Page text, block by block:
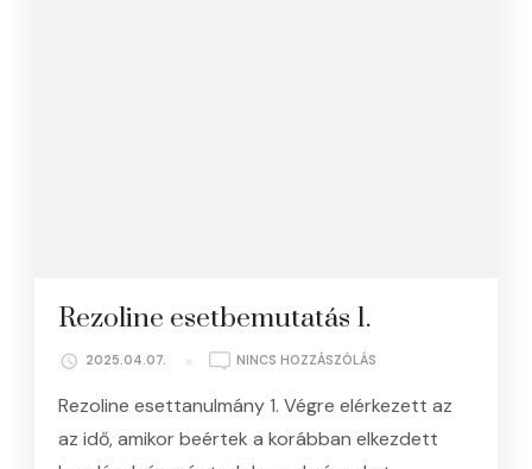
Rezoline esetbemutatás 1.
2025.04.07. NINCS HOZZÁSZÓLÁS
ESETBEMUTATÁS
BEJEGYZÉSHEZ
Rezoline esettanulmány 1. Végre elérkezett az
az idő, amikor beértek a korábban elkezdett